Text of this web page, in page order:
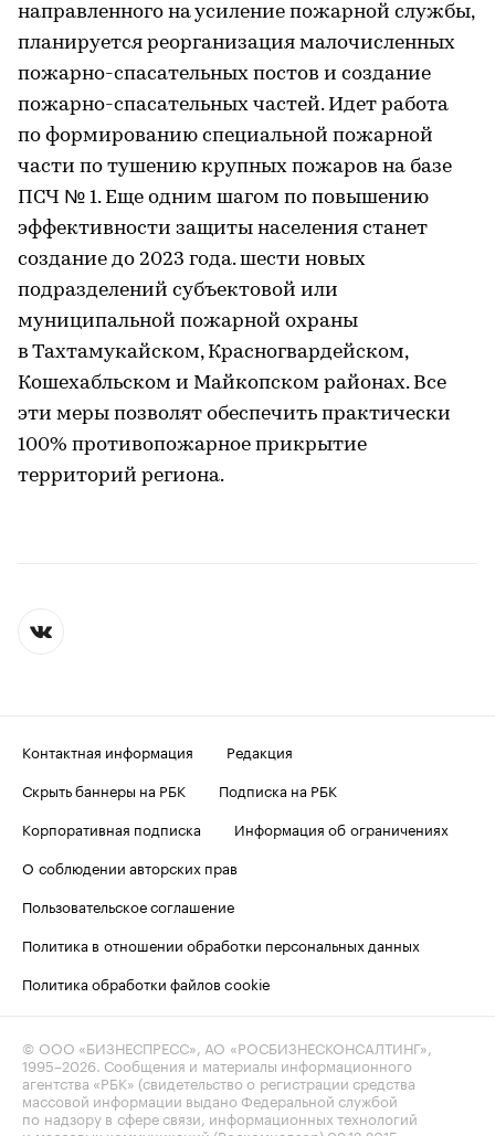
направленного на усиление пожарной службы,
планируется реорганизация малочисленных
пожарно-спасательных постов и создание
пожарно-спасательных частей. Идет работа
по формированию специальной пожарной
части по тушению крупных пожаров на базе
ПСЧ № 1. Еще одним шагом по повышению
эффективности защиты населения станет
создание до 2023 года. шести новых
подразделений субъектовой или
муниципальной пожарной охраны
в Тахтамукайском, Красногвардейском,
Кошехабльском и Майкопском районах. Все
эти меры позволят обеспечить практически
100% противопожарное прикрытие
территорий региона.
Контактная информация
Редакция
Скрыть баннеры на РБК
Подписка на РБК
Корпоративная подписка
Информация об ограничениях
О соблюдении авторских прав
Пользовательское соглашение
Политика в отношении обработки персональных данных
Политика обработки файлов cookie
© ООО «БИЗНЕСПРЕСС», АО «РОСБИЗНЕСКОНСАЛТИНГ»,
1995–2026 . Сообщения и материалы информационного
агентства «РБК» (свидетельство о регистрации средства
массовой информации выдано Федеральной службой
по надзору в сфере связи, информационных технологий